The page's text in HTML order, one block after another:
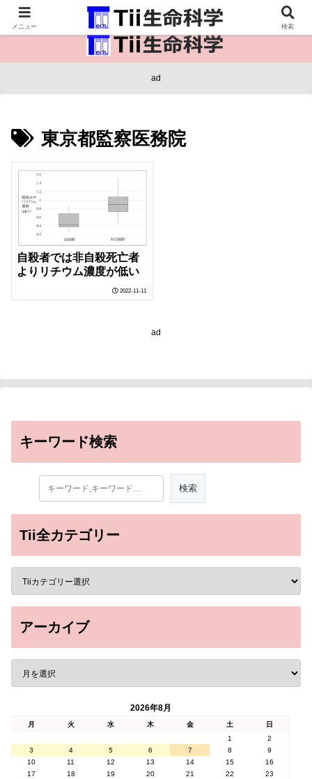
医療保健・生命・生物の情報インフラ。
ad
東京都監察医務院
自殺者では非自殺死亡者
よりリチウム濃度が低い
2022-11-11
ad
キーワード検索
Tii全カテゴリー
アーカイブ
2026年8月
月 火 水 木 金 土
日
1
2
3
4 5 6 7 8
9
10
11 12 13 14 15
16
17
18 19 20 21 22
23
メニュー 検索